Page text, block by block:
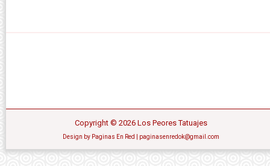
Copyright © 2026 Los Peores Tatuajes
Design by Paginas En Red | paginasenredok@gmail.com